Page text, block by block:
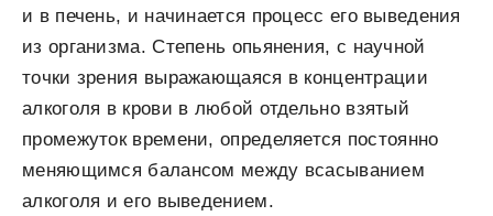
и в печень, и начинается процесс его выведения
из организма. Степень опьянения, с научной
точки зрения выражающаяся в концентрации
алкоголя в крови в любой отдельно взятый
промежуток времени, определяется постоянно
меняющимся балансом между всасыванием
алкоголя и его выведением.